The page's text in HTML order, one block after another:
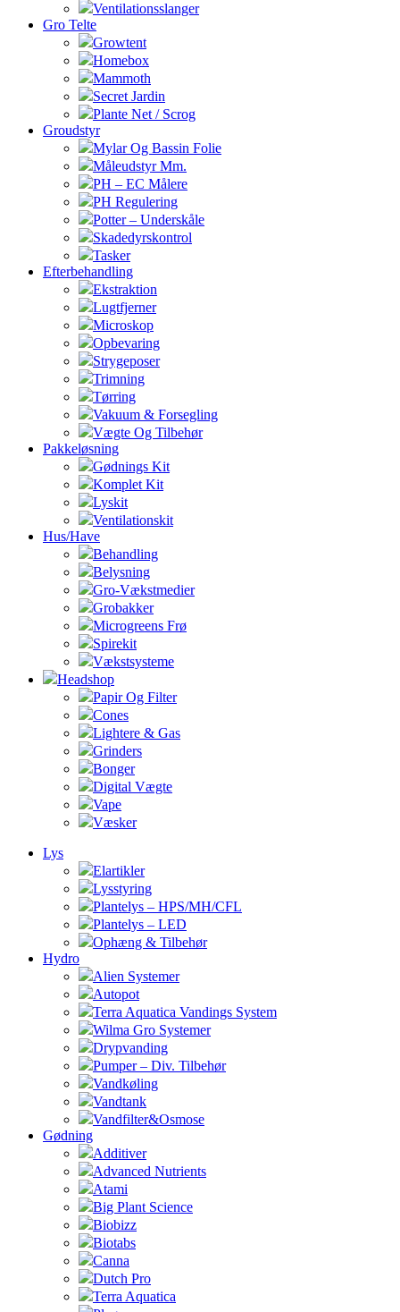
Ventilationsslanger
Gro Telte
Growtent
Homebox
Mammoth
Secret Jardin
Plante Net / Scrog
Groudstyr
Mylar Og Bassin Folie
Måleudstyr Mm.
PH – EC Målere
PH Regulering
Potter – Underskåle
Skadedyrskontrol
Tasker
Efterbehandling
Ekstraktion
Lugtfjerner
Microskop
Opbevaring
Strygeposer
Trimning
Tørring
Vakuum & Forsegling
Vægte Og Tilbehør
Pakkeløsning
Gødnings Kit
Komplet Kit
Lyskit
Ventilationskit
Hus/Have
Behandling
Belysning
Gro-Vækstmedier
Grobakker
Microgreens Frø
Spirekit
Vækstsysteme
Headshop
Papir Og Filter
Cones
Lightere & Gas
Grinders
Bonger
Digital Vægte
Vape
Væsker
Lys
Elartikler
Lysstyring
Plantelys – HPS/MH/CFL
Plantelys – LED
Ophæng & Tilbehør
Hydro
Alien Systemer
Autopot
Terra Aquatica Vandings System
Wilma Gro Systemer
Drypvanding
Pumper – Div. Tilbehør
Vandkøling
Vandtank
Vandfilter&Osmose
Gødning
Additiver
Advanced Nutrients
Atami
Big Plant Science
Biobizz
Biotabs
Canna
Dutch Pro
Terra Aquatica